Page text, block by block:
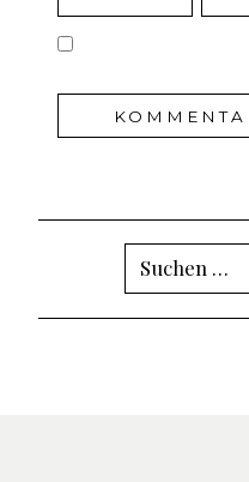
Suchen
nach: